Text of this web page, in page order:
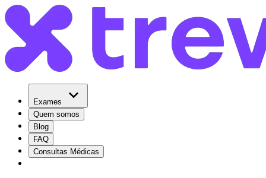
Exames
Quem somos
Blog
FAQ
Consultas Médicas